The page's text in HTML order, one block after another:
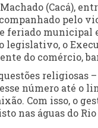
(Cacá),
pelo
feriado municipal
legislativo, o
do comércio,
religiosas
número até o
Com isso, o
nas águas do